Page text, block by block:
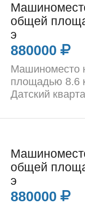
общей
э
880000
Машиноместо
площадью 8.6
Датский
общей
э
880000